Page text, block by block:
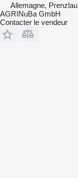
Allemagne, Prenzlau
AGRINuBa GmbH
Contacter le vendeur